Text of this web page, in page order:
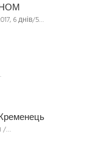
6 днів/5…
/…